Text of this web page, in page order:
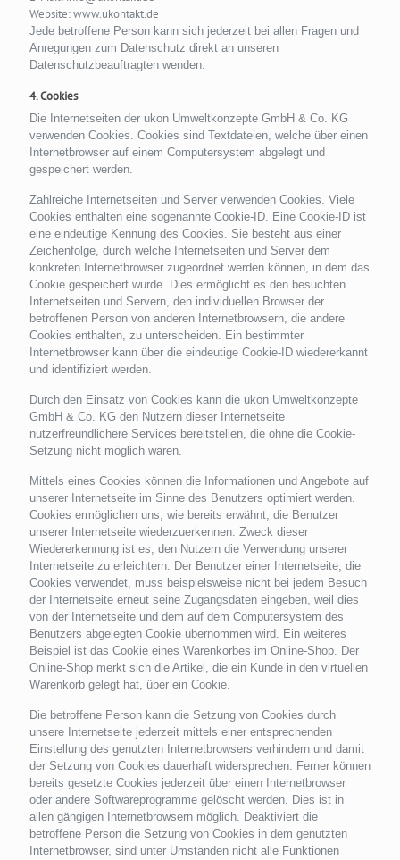
Website: www.ukontakt.de
Jede betroffene Person kann sich jederzeit bei allen Fragen und
Anregungen zum Datenschutz direkt an unseren
Datenschutzbeauftragten wenden.
4. Cookies
Die Internetseiten der ukon Umweltkonzepte GmbH & Co. KG
verwenden Cookies. Cookies sind Textdateien, welche über einen
Internetbrowser auf einem Computersystem abgelegt und
gespeichert werden.
Zahlreiche Internetseiten und Server verwenden Cookies. Viele
Cookies enthalten eine sogenannte Cookie-ID. Eine Cookie-ID ist
eine eindeutige Kennung des Cookies. Sie besteht aus einer
Zeichenfolge, durch welche Internetseiten und Server dem
konkreten Internetbrowser zugeordnet werden können, in dem das
Cookie gespeichert wurde. Dies ermöglicht es den besuchten
Internetseiten und Servern, den individuellen Browser der
betroffenen Person von anderen Internetbrowsern, die andere
Cookies enthalten, zu unterscheiden. Ein bestimmter
Internetbrowser kann über die eindeutige Cookie-ID wiedererkannt
und identifiziert werden.
Durch den Einsatz von Cookies kann die ukon Umweltkonzepte
GmbH & Co. KG den Nutzern dieser Internetseite
nutzerfreundlichere Services bereitstellen, die ohne die Cookie-
Setzung nicht möglich wären.
Mittels eines Cookies können die Informationen und Angebote auf
unserer Internetseite im Sinne des Benutzers optimiert werden.
Cookies ermöglichen uns, wie bereits erwähnt, die Benutzer
unserer Internetseite wiederzuerkennen. Zweck dieser
Wiedererkennung ist es, den Nutzern die Verwendung unserer
Internetseite zu erleichtern. Der Benutzer einer Internetseite, die
Cookies verwendet, muss beispielsweise nicht bei jedem Besuch
der Internetseite erneut seine Zugangsdaten eingeben, weil dies
von der Internetseite und dem auf dem Computersystem des
Benutzers abgelegten Cookie übernommen wird. Ein weiteres
Beispiel ist das Cookie eines Warenkorbes im Online-Shop. Der
Online-Shop merkt sich die Artikel, die ein Kunde in den virtuellen
Warenkorb gelegt hat, über ein Cookie.
Die betroffene Person kann die Setzung von Cookies durch
unsere Internetseite jederzeit mittels einer entsprechenden
Einstellung des genutzten Internetbrowsers verhindern und damit
der Setzung von Cookies dauerhaft widersprechen. Ferner können
bereits gesetzte Cookies jederzeit über einen Internetbrowser
oder andere Softwareprogramme gelöscht werden. Dies ist in
allen gängigen Internetbrowsern möglich. Deaktiviert die
betroffene Person die Setzung von Cookies in dem genutzten
Internetbrowser, sind unter Umständen nicht alle Funktionen